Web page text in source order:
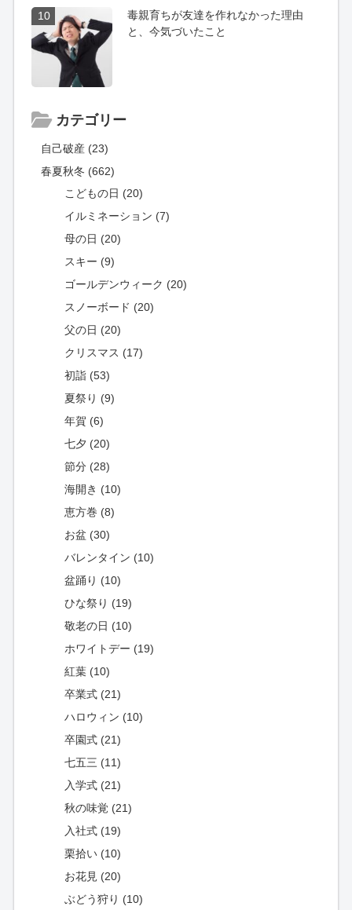
10
毒親育ちが友達を作れなかった理由
と、今気づいたこと
カテゴリー
自己破産 (23)
春夏秋冬 (662)
こどもの日 (20)
イルミネーション (7)
母の日 (20)
スキー (9)
ゴールデンウィーク (20)
スノーボード (20)
父の日 (20)
クリスマス (17)
初詣 (53)
夏祭り (9)
年賀 (6)
七夕 (20)
節分 (28)
海開き (10)
恵方巻 (8)
お盆 (30)
バレンタイン (10)
盆踊り (10)
ひな祭り (19)
敬老の日 (10)
ホワイトデー (19)
紅葉 (10)
卒業式 (21)
ハロウィン (10)
卒園式 (21)
七五三 (11)
入学式 (21)
秋の味覚 (21)
入社式 (19)
栗拾い (10)
お花見 (20)
ぶどう狩り (10)